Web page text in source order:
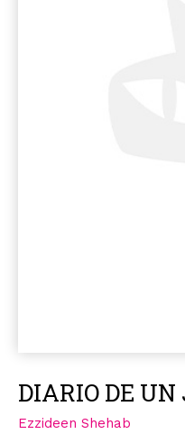
DIARIO DE UN
Ezzideen Shehab